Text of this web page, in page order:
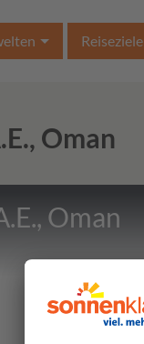
Reiseziele
Oman
Oman